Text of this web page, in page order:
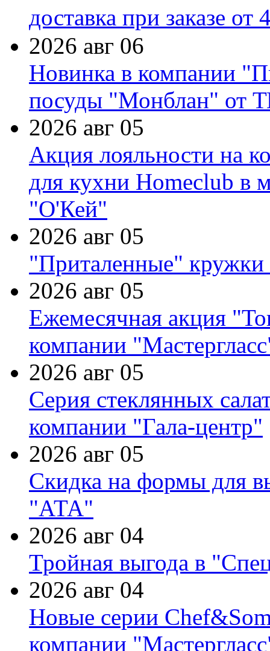
доставка при заказе от
2026 авг 06
Новинка в компании
посуды "Монблан" от
2026 авг 05
Акция лояльности на
для кухни Homeclub в
"О'Кей"
2026 авг 05
"Приталенные" кружки
2026 авг 05
Ежемесячная акция
компании
2026 авг 05
Серия стеклянных
компании "Гала-центр"
2026 авг 05
Скидка на формы для
"АТА"
2026 авг 04
Тройная выгода в
2026 авг 04
Новые серии
компании